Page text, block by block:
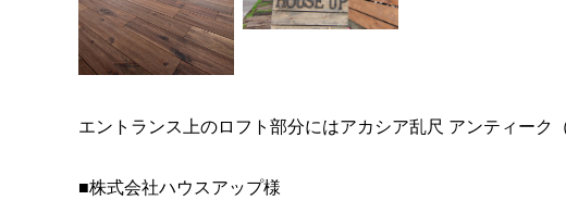
エントランス上のロフト部分にはアカシア乱尺 アンティーク
■株式会社ハウスアップ様